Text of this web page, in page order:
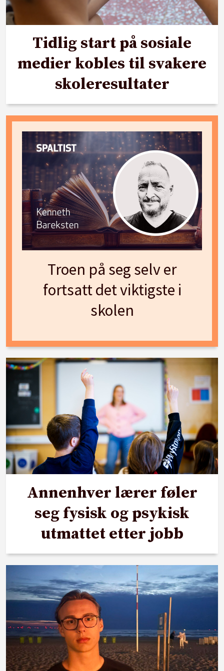
Tidlig start på sosiale
medier kobles til svakere
skoleresultater
Troen på seg selv er
fortsatt det viktigste i
skolen
Annenhver lærer føler
seg fysisk og psykisk
utmattet etter jobb